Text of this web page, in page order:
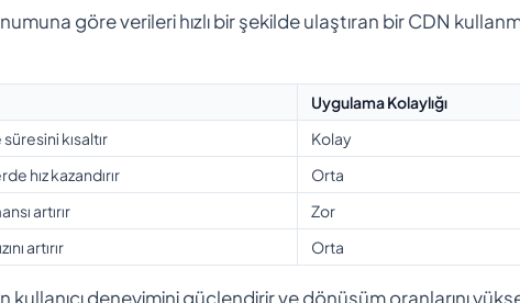
göre verileri hızlı bir şekilde ulaştıran bir CDN
Uygulama Kolaylığı
kısaltır
Kolay
hız kazandırır
Orta
artırır
Zor
artırır Orta
deneyimini güçlendirir ve dönüşüm oranlarını